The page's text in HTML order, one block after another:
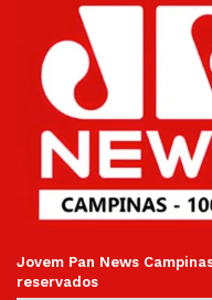
Jovem Pan News
reservados